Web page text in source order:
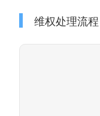
维权处理流程